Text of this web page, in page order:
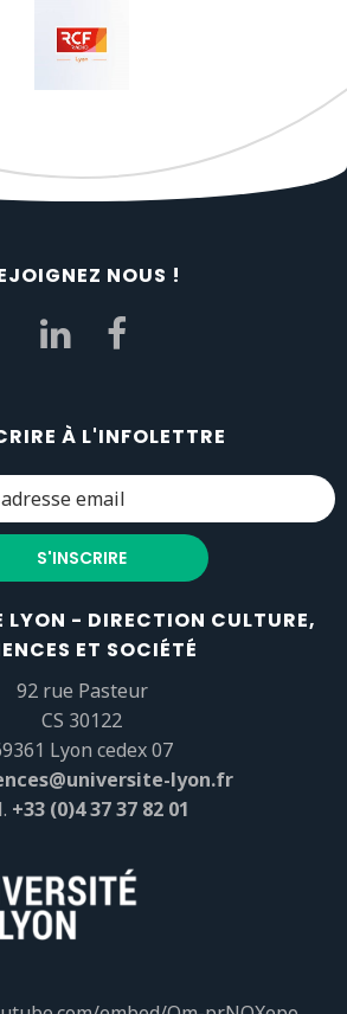
NOUS !
À L'INFOLETTRE
LYON - DIRECTION CULTURE,
ET SOCIÉTÉ
92 rue Pasteur
CS 30122
Lyon cedex 07
lyon.fr
+33 (0)4 37 37 82 01